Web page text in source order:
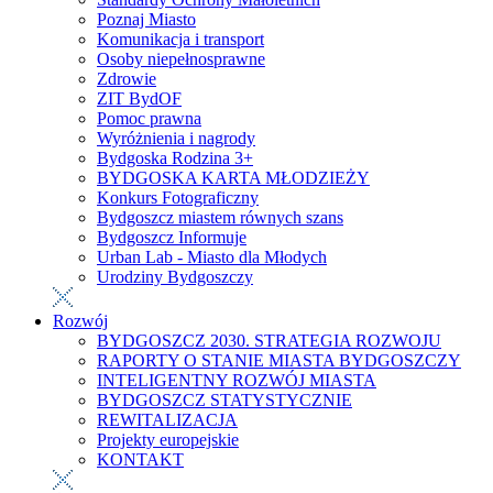
Poznaj Miasto
Komunikacja i transport
Osoby niepełnosprawne
Zdrowie
ZIT BydOF
Pomoc prawna
Wyróżnienia i nagrody
Bydgoska Rodzina 3+
BYDGOSKA KARTA MŁODZIEŻY
Konkurs Fotograficzny
Bydgoszcz miastem równych szans
Bydgoszcz Informuje
Urban Lab - Miasto dla Młodych
Urodziny Bydgoszczy
Rozwój
BYDGOSZCZ 2030. STRATEGIA ROZWOJU
RAPORTY O STANIE MIASTA BYDGOSZCZY
INTELIGENTNY ROZWÓJ MIASTA
BYDGOSZCZ STATYSTYCZNIE
REWITALIZACJA
Projekty europejskie
KONTAKT